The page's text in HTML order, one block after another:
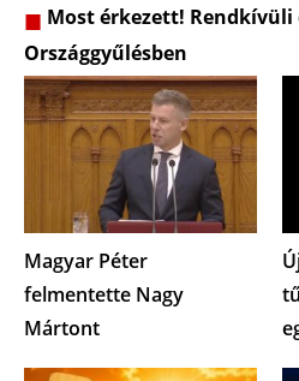
Most érkezett! Rendkívüli
Országgyűlésben
Magyar Péter
felmentette Nagy
Mártont